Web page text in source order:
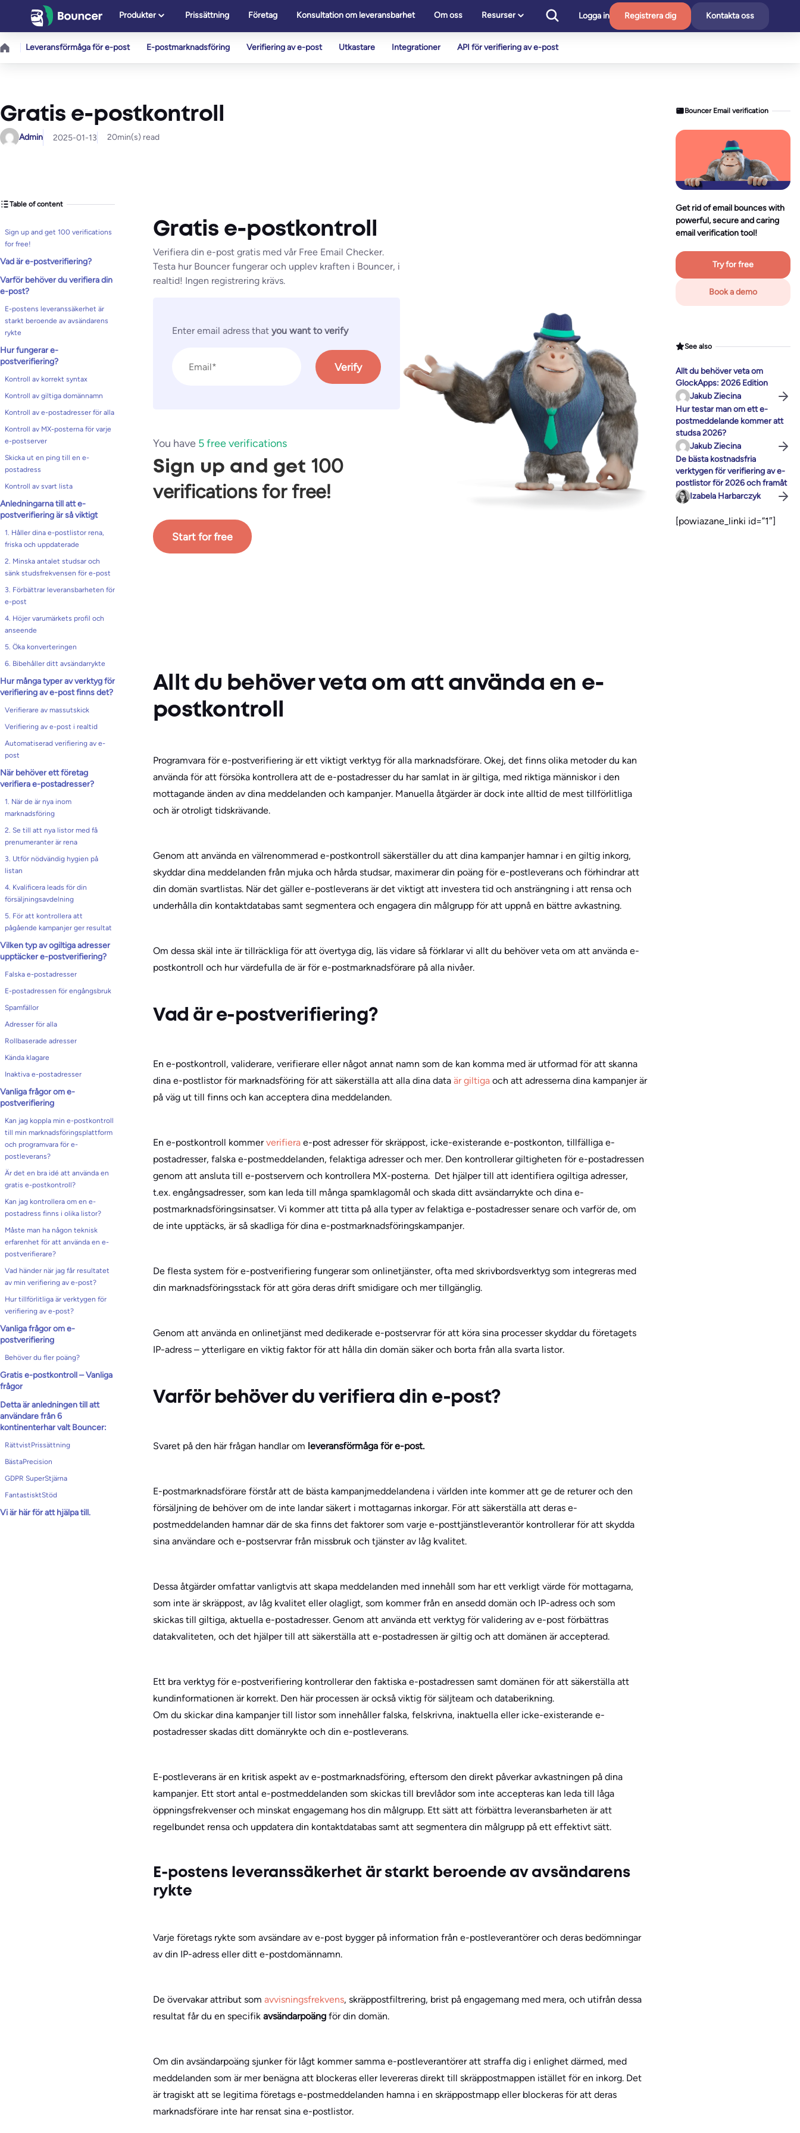
innehåll
Produkter Prissättning Företag Konsultation om leveransbarhet Om oss Resurser Logga in Registrera dig Kontakta oss
Leveransförmåga för e-post E-postmarknadsföring Verifiering av e-post Utkastare Integrationer API för verifiering av e-post
Gratis e-postkontroll
Admin 2025-01-13 20min(s) read
Table of content
Sign up and get 100 verifications
for free!
Vad är e-postverifiering?
Varför behöver du verifiera din
e-post?
E-postens leveranssäkerhet är
starkt beroende av avsändarens
rykte
Hur fungerar e-
postverifiering?
Kontroll av korrekt syntax
Kontroll av giltiga domännamn
Kontroll av e-postadresser för alla
Kontroll av MX-posterna för varje
e-postserver
Skicka ut en ping till en e-
postadress
Kontroll av svart lista
Anledningarna till att e-
postverifiering är så viktigt
1. Håller dina e-postlistor rena,
friska och uppdaterade
2. Minska antalet studsar och
sänk studsfrekvensen för e-post
3. Förbättrar leveransbarheten för
e-post
4. Höjer varumärkets profil och
anseende
5. Öka konverteringen
6. Bibehåller ditt avsändarrykte
Hur många typer av verktyg för
verifiering av e-post finns det?
Verifierare av massutskick
Verifiering av e-post i realtid
Automatiserad verifiering av e-
post
När behöver ett företag
verifiera e-postadresser?
1. När de är nya inom
marknadsföring
2. Se till att nya listor med få
prenumeranter är rena
3. Utför nödvändig hygien på
listan
4. Kvalificera leads för din
försäljningsavdelning
5. För att kontrollera att
pågående kampanjer ger resultat
Vilken typ av ogiltiga adresser
upptäcker e-postverifiering?
Falska e-postadresser
E-postadressen för engångsbruk
Spamfällor
Adresser för alla
Rollbaserade adresser
Kända klagare
Inaktiva e-postadresser
Vanliga frågor om e-
postverifiering
Kan jag koppla min e-postkontroll
till min marknadsföringsplattform
och programvara för e-
postleverans?
Är det en bra idé att använda en
gratis e-postkontroll?
Kan jag kontrollera om en e-
postadress finns i olika listor?
Måste man ha någon teknisk
erfarenhet för att använda en e-
postverifierare?
Vad händer när jag får resultatet
av min verifiering av e-post?
Hur tillförlitliga är verktygen för
verifiering av e-post?
Vanliga frågor om e-
postverifiering
Behöver du fler poäng?
Gratis e-postkontroll – Vanliga
frågor
Detta är anledningen till att
användare från 6
kontinenterhar valt Bouncer:
RättvistPrissättning
BästaPrecision
GDPR SuperStjärna
FantastisktStöd
Vi är här för att hjälpa till.
Gratis e-postkontroll
Verifiera din e-post gratis med vår Free Email Checker.
Testa hur Bouncer fungerar och upplev kraften i Bouncer, i
realtid! Ingen registrering krävs.
Enter email adress that you want to verify
Verify
You have 5 free verifications
Sign up and get 100
verifications for free!
Start for free
Allt du behöver veta om att använda en e-
postkontroll
Programvara för e-postverifiering är ett viktigt verktyg för alla marknadsförare. Okej, det finns olika metoder du kan
använda för att försöka kontrollera att de e-postadresser du har samlat in är giltiga, med riktiga människor i den
mottagande änden av dina meddelanden och kampanjer. Manuella åtgärder är dock inte alltid de mest tillförlitliga
och är otroligt tidskrävande.
Genom att använda en välrenommerad e-postkontroll säkerställer du att dina kampanjer hamnar i en giltig inkorg,
skyddar dina meddelanden från mjuka och hårda studsar, maximerar din poäng för e-postleverans och förhindrar att
din domän svartlistas. När det gäller e-postleverans är det viktigt att investera tid och ansträngning i att rensa och
underhålla din kontaktdatabas samt segmentera och engagera din målgrupp för att uppnå en bättre avkastning.
Om dessa skäl inte är tillräckliga för att övertyga dig, läs vidare så förklarar vi allt du behöver veta om att använda e-
postkontroll och hur värdefulla de är för e-postmarknadsförare på alla nivåer.
Vad är e-postverifiering?
En e-postkontroll, validerare, verifierare eller något annat namn som de kan komma med är utformad för att skanna
dina e-postlistor för marknadsföring för att säkerställa att alla dina data är giltiga och att adresserna dina kampanjer är
på väg ut till finns och kan acceptera dina meddelanden.
En e-postkontroll kommerverifiera e-post adresser för skräppost, icke-existerande e-postkonton, tillfälliga e-
postadresser, falska e-postmeddelanden, felaktiga adresser och mer. Den kontrollerar giltigheten för e-postadressen
genom att ansluta till e-postservern och kontrollera MX-posterna. Det hjälper till att identifiera ogiltiga adresser,
t.ex. engångsadresser, som kan leda till många spamklagomål och skada ditt avsändarrykte och dina e-
postmarknadsföringsinsatser. Vi kommer att titta på alla typer av felaktiga e-postadresser senare och varför de, om
de inte upptäcks, är så skadliga för dina e-postmarknadsföringskampanjer.
De flesta system för e-postverifiering fungerar som onlinetjänster, ofta med skrivbordsverktyg som integreras med
din marknadsföringsstack för att göra deras drift smidigare och mer tillgänglig.
Genom att använda en onlinetjänst med dedikerade e-postservrar för att köra sina processer skyddar du företagets
IP-adress – ytterligare en viktig faktor för att hålla din domän säker och borta från alla svarta listor.
Varför behöver du verifiera din e-post?
Svaret på den här frågan handlar om leveransförmåga för e-post.
E-postmarknadsförare förstår att de bästa kampanjmeddelandena i världen inte kommer att ge de returer och den
försäljning de behöver om de inte landar säkert i mottagarnas inkorgar. För att säkerställa att deras e-
postmeddelanden hamnar där de ska finns det faktorer som varje e-posttjänstleverantör kontrollerar för att skydda
sina användare och e-postservrar från missbruk och tjänster av låg kvalitet.
Dessa åtgärder omfattar vanligtvis att skapa meddelanden med innehåll som har ett verkligt värde för mottagarna,
som inte är skräppost, av låg kvalitet eller olagligt, som kommer från en ansedd domän och IP-adress och som
skickas till giltiga, aktuella e-postadresser. Genom att använda ett verktyg för validering av e-post förbättras
datakvaliteten, och det hjälper till att säkerställa att e-postadressen är giltig och att domänen är accepterad.
Ett bra verktyg för e-postverifiering kontrollerar den faktiska e-postadressen samt domänen för att säkerställa att
kundinformationen är korrekt. Den här processen är också viktig för säljteam och databerikning.
Om du skickar dina kampanjer till listor som innehåller falska, felskrivna, inaktuella eller icke-existerande e-
postadresser skadas ditt domänrykte och din e-postleverans.
E-postleverans är en kritisk aspekt av e-postmarknadsföring, eftersom den direkt påverkar avkastningen på dina
kampanjer. Ett stort antal e-postmeddelanden som skickas till brevlådor som inte accepteras kan leda till låga
öppningsfrekvenser och minskat engagemang hos din målgrupp. Ett sätt att förbättra leveransbarheten är att
regelbundet rensa och uppdatera din kontaktdatabas samt att segmentera din målgrupp på ett effektivt sätt.
E-postens leveranssäkerhet är starkt beroende av avsändarens
rykte
Varje företags rykte som avsändare av e-post bygger på information från e-postleverantörer och deras bedömningar
av din IP-adress eller ditt e-postdomännamn.
De övervakar attribut som avvisningsfrekvens, skräppostfiltrering, brist på engagemang med mera, och utifrån dessa
resultat får du en specifik avsändarpoäng för din domän.
Om din avsändarpoäng sjunker för lågt kommer samma e-postleverantörer att straffa dig i enlighet därmed, med
meddelanden som är mer benägna att blockeras eller levereras direkt till skräppostmappen istället för en inkorg. Det
är tragiskt att se legitima företags e-postmeddelanden hamna i en skräppostmapp eller blockeras för att deras
marknadsförare inte har rensat sina e-postlistor.
Bouncer Email verification
Get rid of email bounces with
powerful, secure and caring
email verification tool!
Try for free
Book a demo
See also
Allt du behöver veta om
GlockApps: 2026 Edition
Jakub Ziecina
Hur testar man om ett e-
postmeddelande kommer att
studsa 2026?
Jakub Ziecina
De bästa kostnadsfria
verktygen för verifiering av e-
postlistor för 2026 och framåt
Izabela Harbarczyk
[powiazane_linki id=”1″]